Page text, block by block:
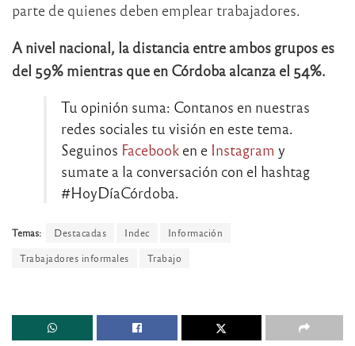
parte de quienes deben emplear trabajadores.
A nivel nacional, la distancia entre ambos grupos es
del 59% mientras que en Córdoba alcanza el 54%.
Tu opinión suma: Contanos en nuestras
redes sociales tu visión en este tema.
Seguinos Facebook en e Instagram y
sumate a la conversación con el hashtag
#HoyDíaCórdoba.
Temas: Destacadas Indec
Información
Trabajadores informales
Trabajo